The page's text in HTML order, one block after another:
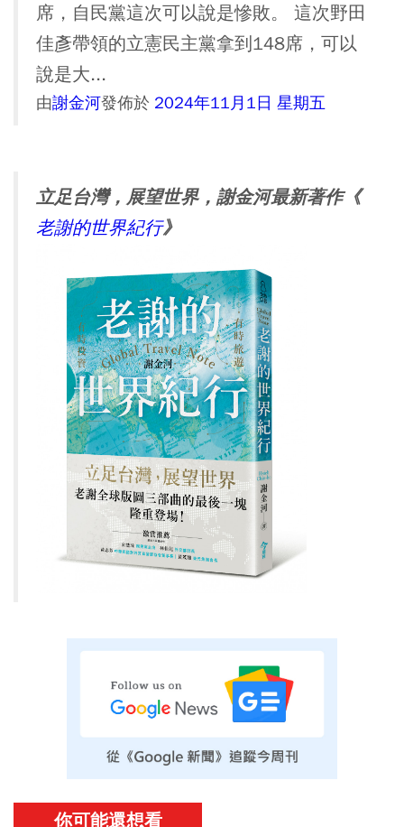
席，自民黨這次可以說是慘敗。 這次野田
佳彥帶領的立憲民主黨拿到148席，可以
說是大...
由謝金河發佈於 2024年11月1日 星期五
立足台灣，展望世界，謝金河最新著作《
老謝的世界紀行》